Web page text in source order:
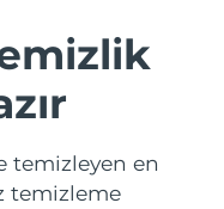
temizleyen en
temizleme
teslim tarihi8/9/26
teslim tarihi
teslim tarihi 8/9/26